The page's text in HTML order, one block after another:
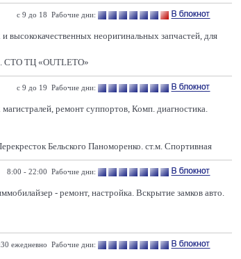
с 9 до 18 Рабочие дни:
неоригинальных запчастей, для
СТО ТЦ «OUTLETO»
с 9 до 19 Рабочие дни:
ремонт суппортов, Комп. диагностика.
Бельского Паноморенко. ст.м. Спортивная
8:00 - 22:00 Рабочие дни:
- ремонт, настройка. Вскрытие замков авто.
ежедневно Рабочие дни: